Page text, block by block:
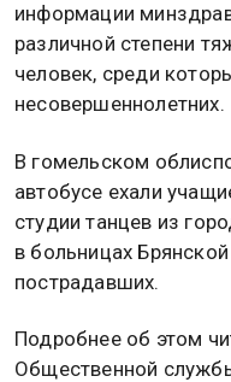
информации
различной степени
человек, среди
несовершеннолетних.
В гомельском
автобусе ехали
студии танцев из
в больницах
пострадавших.
Подробнее об этом
Общественной